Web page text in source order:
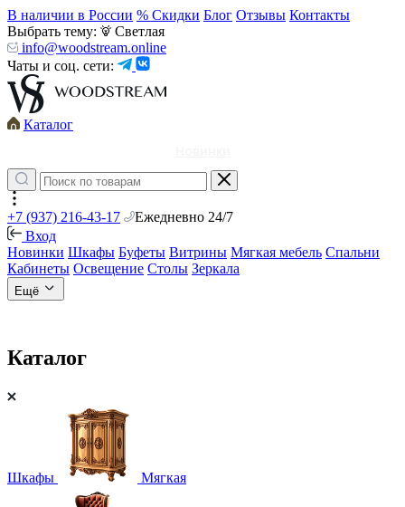
В наличии в России % Скидки Блог Отзывы Контакты
Выбрать тему:
Светлая
info@woodstream.online
Чаты и соц. сети:
Каталог
+7 (937) 216-43-17
Ежедневно 24/7
Вход
Новинки Шкафы Буфеты Витрины Мягкая мебель Спальни
Кабинеты Освещение Столы Зеркала
Ещё
Каталог
Шкафы Мягкая